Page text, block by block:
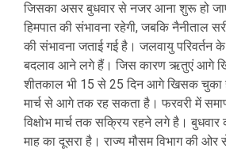
जिसका असर बुधवार से नजर आना शुरू हो
हिमपात की संभावना रहेगी, जबकि नैनीताल
की संभावना जताई गई है। जलवायु परिवर्तन
बदलाव आने लगे हैं। जिस कारण ऋतुएं आगे
शीतकाल भी 15 से 25 दिन आगे खिसक
मार्च से आगे तक रह सकता है। फरवरी में
विक्षोभ मार्च तक सक्रिय रहने लगे है। बुधवार
माह का दूसरा है। राज्य मौसम विभाग की ओर